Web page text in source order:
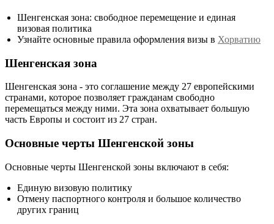
Шенгенская зона: свободное перемещение и единая
визовая политика
Узнайте основные правила оформления визы в Хорватию
Шенгенская зона
Шенгенская зона - это соглашение между 27 европейскими
странами, которое позволяет гражданам свободно
перемещаться между ними. Эта зона охватывает большую
часть Европы и состоит из 27 стран.
Основные черты Шенгенской зоны
Основные черты Шенгенской зоны включают в себя:
Единую визовую политику
Отмену паспортного контроля и большое количество
других границ